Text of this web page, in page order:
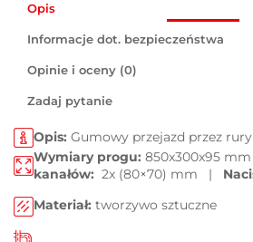
Opis
Informacje dot. bezpieczeństwa
Opinie i oceny (0)
Zadaj pytanie
Opis: Gumowy przejazd przez rury
Wymiary progu: 850x300x95 mm
kanałów: 2x (80×70) mm |
Materiał: tworzywo sztuczne